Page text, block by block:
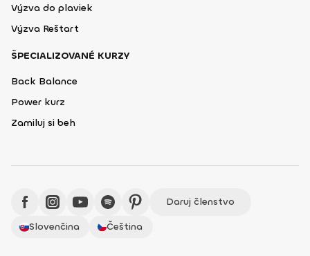
Výzva do plaviek
Výzva Reštart
ŠPECIALIZOVANÉ KURZY
Back Balance
Power kurz
Zamiluj si beh
Daruj členstvo
Slovenčina
Čeština